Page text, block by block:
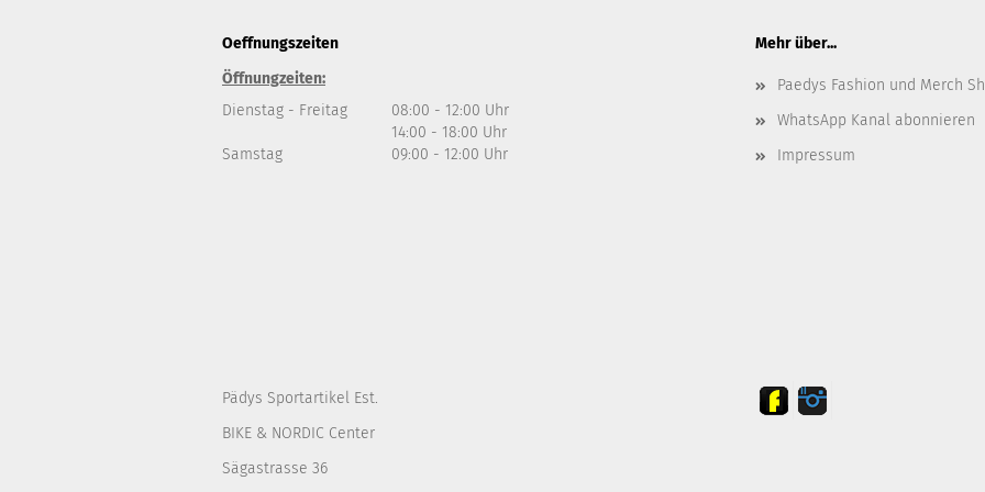
Oeffnungszeiten
Öffnungzeiten:
Dienstag - Freitag
08:00 - 12:00 Uhr
14:00 - 18:00 Uhr
Samstag
09:00 - 12:00 Uhr
Mehr über...
Paedys Fashion und Merch
WhatsApp Kanal abonnieren
Impressum
Pädys Sportartikel Est.
BIKE & NORDIC Center
Sägastrasse 36